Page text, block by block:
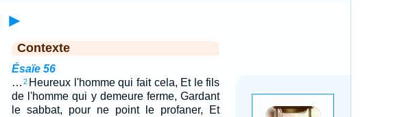
►
Contexte
Ésaïe 56
… 2 Heureux l'homme qui fait cela, Et le fils
de l'homme qui y demeure ferme, Gardant
le sabbat, pour ne point le profaner, Et